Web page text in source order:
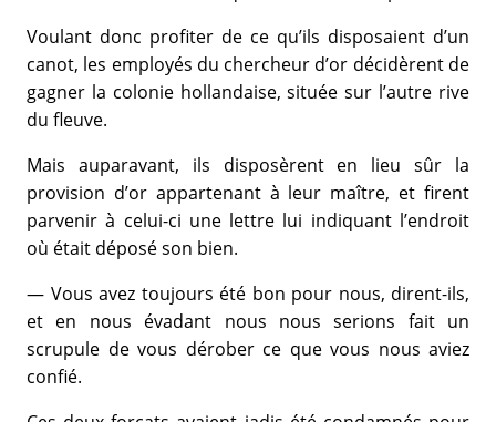
Voulant donc profiter de ce qu’ils disposaient d’un
canot, les employés du chercheur d’or décidèrent de
gagner la colonie hollandaise, située sur l’autre rive
du fleuve.
Mais auparavant, ils disposèrent en lieu sûr la
provision d’or appartenant à leur maître, et firent
parvenir à celui-ci une lettre lui indiquant l’endroit
où était déposé son bien.
— Vous avez toujours été bon pour nous, dirent-ils,
et en nous évadant nous nous serions fait un
scrupule de vous dérober ce que vous nous aviez
confié.